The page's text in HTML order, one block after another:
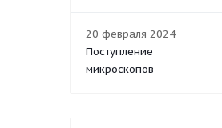
20 февраля 2024
Поступление
микроскопов